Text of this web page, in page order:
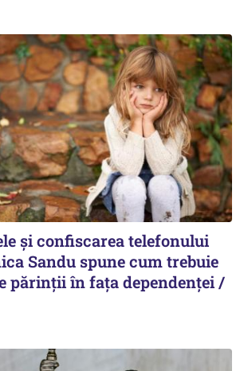
și confiscarea telefonului
Sandu spune cum trebuie
părinții în fața dependenței /